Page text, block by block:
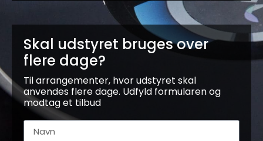
Skal udstyret bruges over
flere dage?
Til arrangementer, hvor udstyret skal
anvendes flere dage. Udfyld formularen og
modtag et tilbud